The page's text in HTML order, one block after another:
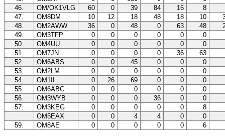
46.
OM/OK1VLG 60 0 39 84 16 8
47.
OM8DM 10 12 18 48 18 10
48.
OM2AWW 36 0 48 0 63 48
49.
OM3TFP 0 0 0 0 0 0
50.
OM4UU 0 0 0 0 0 0
51.
OM7JN 0 0 0 0 36 63
52.
OM6ABS 0 0 45 0 0 0
53.
OM2LM 0 0 0 0 0 0
54.
OM1II 0 26 69 0 0 0
55.
OM6ABC 0 0 0 0 0 0
56.
OM3WYB 0 0 0 36 0 0
57.
OM3KEG 0 0 0 0 0 8
OM5EAX
0 0 4 4 0 0
59.
OM8AE 0 0 0 0 0 6